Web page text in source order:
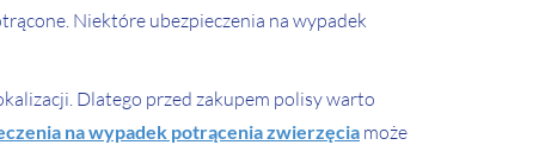
Niektóre ubezpieczenia na wypadek
Dlatego przed zakupem polisy warto
na wypadek potrącenia zwierzęcia może